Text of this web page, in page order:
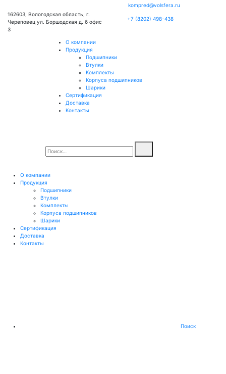
162603, Вологодская область, г.
Череповец ул. Боршодская д. 6 офис
3
kompred@volsfera.ru
+7 (8202) 498-438
О компании
Продукция
Подшипники
Втулки
Комплекты
Корпуса подшипников
Шарики
Сертификация
Доставка
Контакты
О компании
Продукция
Подшипники
Втулки
Комплекты
Корпуса подшипников
Шарики
Сертификация
Доставка
Контакты
Поиск